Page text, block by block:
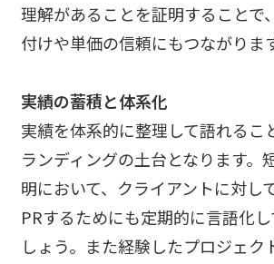
理解があることを証明することで
付けや単価の信頼にもつながりま
実績の蓄積と体系化
実績を体系的に整理して語れるこ
ランディングの土台となります。
明において、クライアントに対し
PRするためにも定期的に言語化
しょう。また経験したプロジェク